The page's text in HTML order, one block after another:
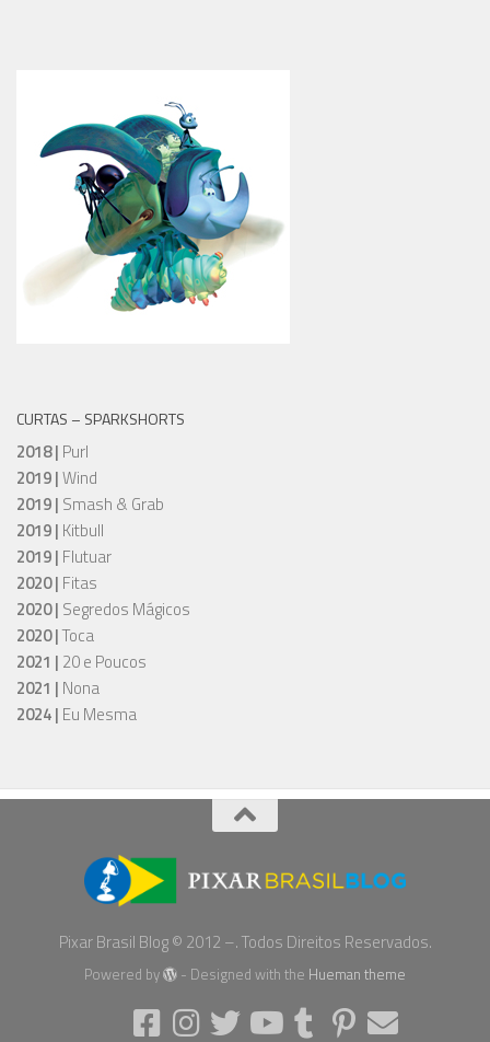
CURTAS – SPARKSHORTS
2018 | Purl
2019 |Wind
2019 | Smash & Grab
2019 | Kitbull
2019 | Flutuar
2020 | Fitas
2020 | Segredos Mágicos
2020 |Toca
2021 | 20 e Poucos
2021 | Nona
2024 | Eu Mesma
Pixar Brasil Blog © 2012 –. Todos Direitos Reservados.
Powered by - Designed with the Hueman theme